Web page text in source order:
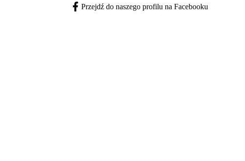
Facebook - otwiera się w nowej karcie
Przejdź do naszego profilu na Facebooku